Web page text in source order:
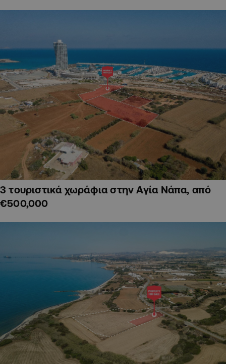
3 τουριστικά χωράφια στην Αγία Νάπα, από
€500,000